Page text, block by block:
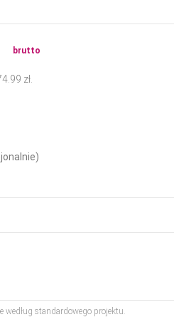
brutto
zł.
według standardowego projektu.